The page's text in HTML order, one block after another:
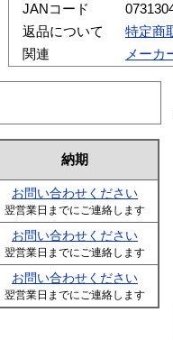
JANコード
返品について
特定商
関連
メーカ
納期
お問い合わせください
翌営業日までにご連絡します
お問い合わせください
翌営業日までにご連絡します
お問い合わせください
翌営業日までにご連絡します